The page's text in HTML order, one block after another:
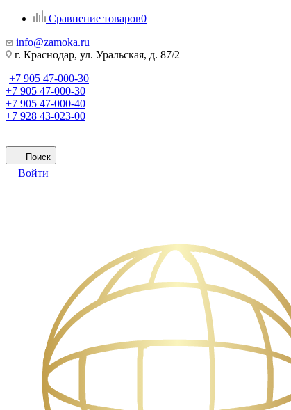
Сравнение товаров0
info@zamoka.ru
г. Краснодар, ул. Уральская, д. 87/2
+7 905 47-000-30
+7 905 47-000-30
+7 905 47-000-40
+7 928 43-023-00
Поиск
Войти